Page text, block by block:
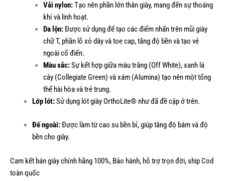
Vải nylon:Tạo nên phần lớn thân giày, mang đến sự thoáng
khí và linh hoạt.
Da lộn:Được sử dụng để tạo các điểm nhấn trên mũi giày
chữ T, phần lỗ xỏ dây và toe cap, tăng độ bền và tạo vẻ
ngoài cổ điển.
Màu sắc:Sự kết hợp giữa màu trắng (Off White), xanh lá
cây (Collegiate Green) và xám (Alumina) tạo nên một tổng
thể hài hòa và trẻ trung.
Lớp lót:Sử dụng lót giày OrthoLite® như đã đề cập ở trên.
Đế ngoài:Được làm từ cao su bền bỉ, giúp tăng độ bám và độ
bền cho giày.
Cam kết bán giày chính hãng 100%, Bảo hành, hỗ trợ trọn đời, ship Cod
toàn quốc